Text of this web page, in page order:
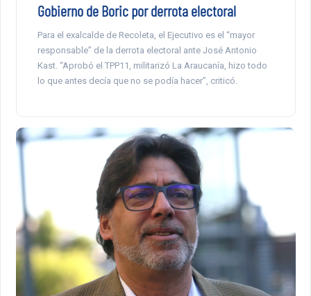
Gobierno de Boric por derrota electoral
Para el exalcalde de Recoleta, el Ejecutivo es el “mayor
responsable” de la derrota electoral ante José Antonio
Kast. “Aprobó el TPP11, militarizó La Araucanía, hizo todo
lo que antes decía que no se podía hacer”, criticó.